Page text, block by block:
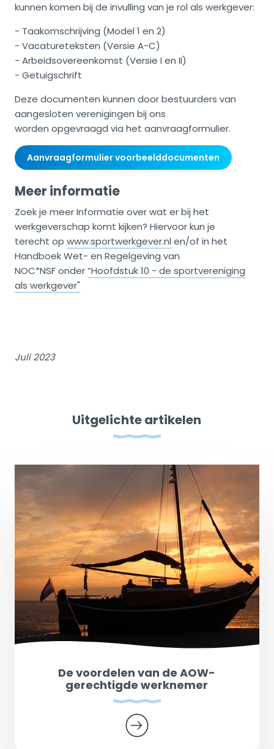
kunnen komen bij de invulling van je rol als werkgever:
- Taakomschrijving (Model 1 en 2)
- Vacatureteksten (Versie A-C)
- Arbeidsovereenkomst (Versie I en II)
- Getuigschrift
Deze documenten kunnen door bestuurders van
aangesloten verenigingen bij ons
worden opgevraagd via het aanvraagformulier.
Aanvraagformulier voorbeelddocumenten
Meer informatie
Zoek je meer Informatie over wat er bij het
werkgeverschap komt kijken? Hiervoor kun je
terecht op www.sportwerkgever.nl en/of in het
Handboek Wet- en Regelgeving van
NOC*NSF onder“Hoofdstuk 10 - de sportvereniging
als werkgever"
Juli 2023
Uitgelichte artikelen
De voordelen van de AOW-
gerechtigde werknemer